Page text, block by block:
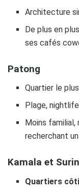
Architecture
De plus en
ses cafés
Patong
Quartier le plus
Plage,
Moins familial,
recherchant
Kamala et Surin
Quartiers